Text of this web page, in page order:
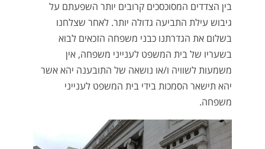
בין הצדדים המסוכסכים קרובים יותר השפעתם על
גיבוש עילת התביעה גדולה יותר. לאחר שצלחנו
בשלום את הגדרתנו כבני משפחה הזכאים לבוא
בשעריו של בית המשפט לענייני משפחה, אין
משמעות לשוויה ו/או נושאה של התובענה יהא אשר
יהא תישאר הסמכות בידי בית המשפט לענייני
משפחה.